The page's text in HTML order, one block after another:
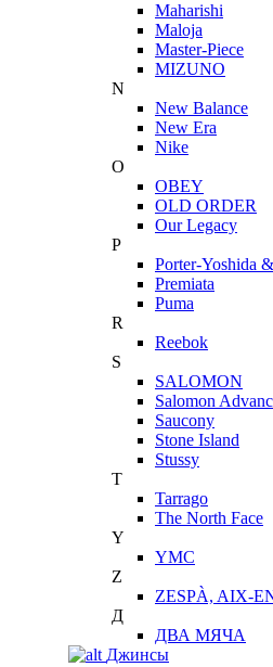
Maharishi
Maloja
Master-Piece
MIZUNO
N
New Balance
New Era
Nike
O
OBEY
OLD ORDER
Our Legacy
P
Porter-Yoshida
Premiata
Puma
R
Reebok
S
SALOMON
Salomon
Saucony
Stone Island
Stussy
T
Tarrago
The North Face
Y
YMC
Z
ZESPÀ, AIX-
Д
ДВА МЯЧА
Джинсы